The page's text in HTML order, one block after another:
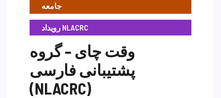
جامعه
رویداد NLACRC
وقت چای – گروه
پشتیبانی فارسی
(NLACRC)